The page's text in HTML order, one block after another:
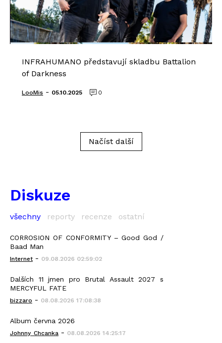
INFRAHUMANO představují skladbu Battalion
of Darkness
LooMis - 05.10.2025 0
Načíst další
Diskuze
všechny reporty recenze ostatní
CORROSION OF CONFORMITY – Good God /
Baad Man
Internet- 09.08.2026 02:59:02
Dalších 11 jmen pro Brutal Assault 2027 s
MERCYFUL FATE
bizzaro - 08.08.2026 17:08:38
Album června 2026
Johnny_Chcanka - 08.08.2026 14:25:17